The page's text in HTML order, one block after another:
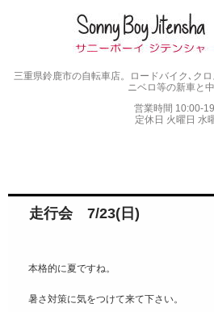
三重県鈴鹿市の自転車店。ロードバイク､ク
ニベロ等の新車と
営業時間 10:00-
定休日 火曜日 水
走行会 7/23(日)
本格的に夏ですね。
暑さ対策に気をつけて来て下さい。